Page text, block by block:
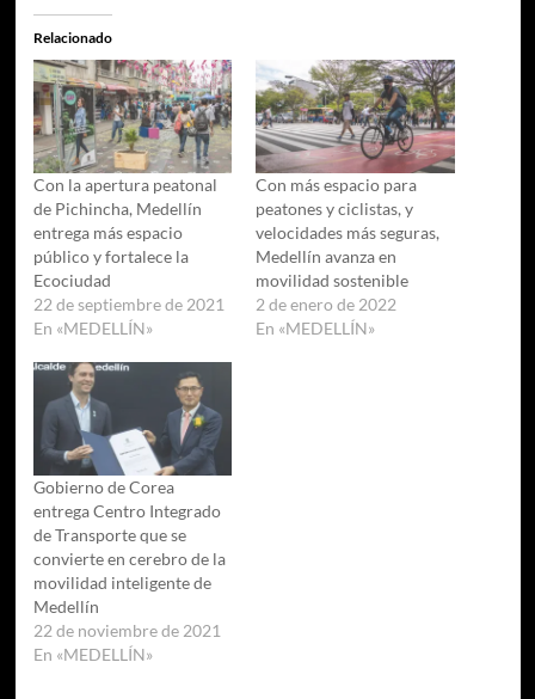
Relacionado
Con la apertura peatonal
de Pichincha, Medellín
entrega más espacio
público y fortalece la
Ecociudad
22 de septiembre de 2021
En «MEDELLÍN»
Con más espacio para
peatones y ciclistas, y
velocidades más seguras,
Medellín avanza en
movilidad sostenible
2 de enero de 2022
En «MEDELLÍN»
Gobierno de Corea
entrega Centro Integrado
de Transporte que se
convierte en cerebro de la
movilidad inteligente de
Medellín
22 de noviembre de 2021
En «MEDELLÍN»